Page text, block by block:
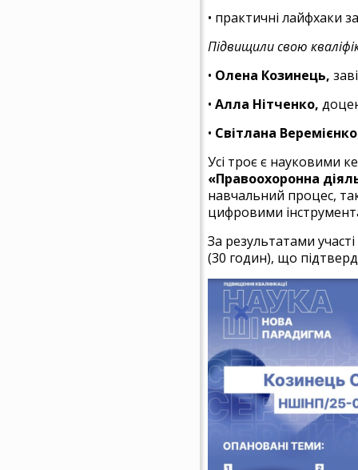
• практичні лайфхаки
Підвищили свою
• Олена Козинець,
• Алла Нітченко,
• Світлана Веремієнко
Усі троє є науковими
«Правоохоронна
навчальний процес,
цифровими
За результатами
(30 годин), що